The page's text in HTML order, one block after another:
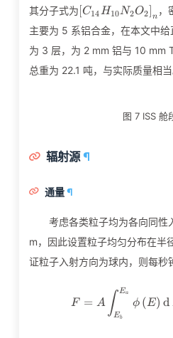
其分子式为 [C14H10N2O2 n ，
主要为 5 系铝合金，在本文中
为 3 层，为 2 mm 铝与 10 mm
总重为 22.1 吨，与实际质量相当
图 7 ISS 舱
辐射源¶
通量¶
考虑各类粒子均为各向同性
m，因此设置粒子均匀分布在半
证粒子入射方向为球内，则每秒
F = A ∫Eb
Ea
ϕ (E) d